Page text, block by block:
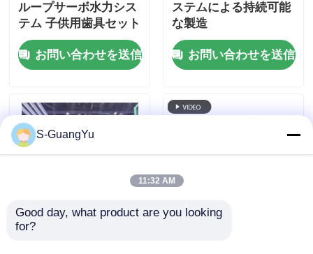
ループサーボ水力シス
テム 子供用歯具セット
の生産
お問い合わせを送信
ステムによる持続可能
な製造
お問い合わせを送信
S-GuangYu
11:32 AM
Good day, what product are you looking
for?